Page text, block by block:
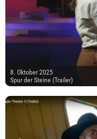
8. Oktober 2025
Spur der Steine (Trailer)